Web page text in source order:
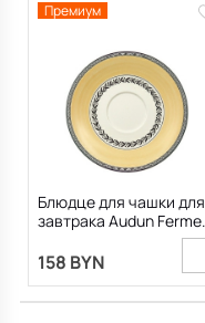
Премиум
Блюдце для чашки для
завтрака Audun Ferme
158 BYN